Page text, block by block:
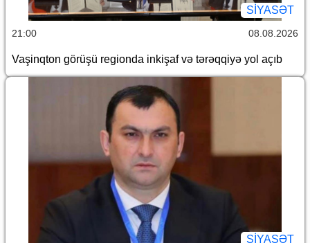
SİYASƏT
21:00 08.08.2026
Vaşinqton görüşü regionda inkişaf və tərəqqiyə yol açıb
SİYASƏT